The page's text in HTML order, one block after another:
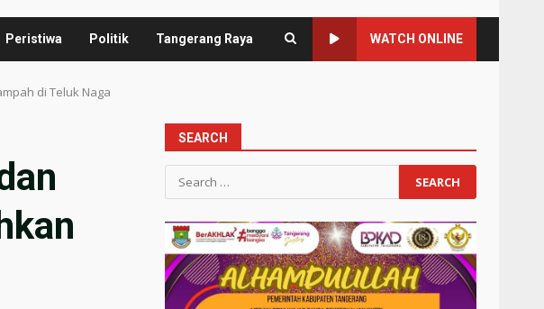
Peristiwa Politik Tangerang Raya WATCH ONLINE
di Teluk Naga
SEARCH
Search
for: